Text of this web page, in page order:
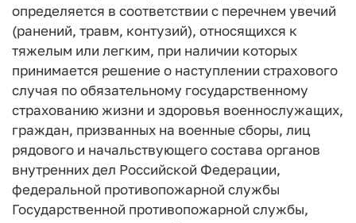
определяется в соответствии с перечнем увечий
(ранений, травм, контузий), относящихся к
тяжелым или легким, при наличии которых
принимается решение о наступлении страхового
случая по обязательному государственному
страхованию жизни и здоровья военнослужащих,
граждан, призванных на военные сборы, лиц
рядового и начальствующего состава органов
внутренних дел Российской Федерации,
федеральной противопожарной службы
Государственной противопожарной службы,